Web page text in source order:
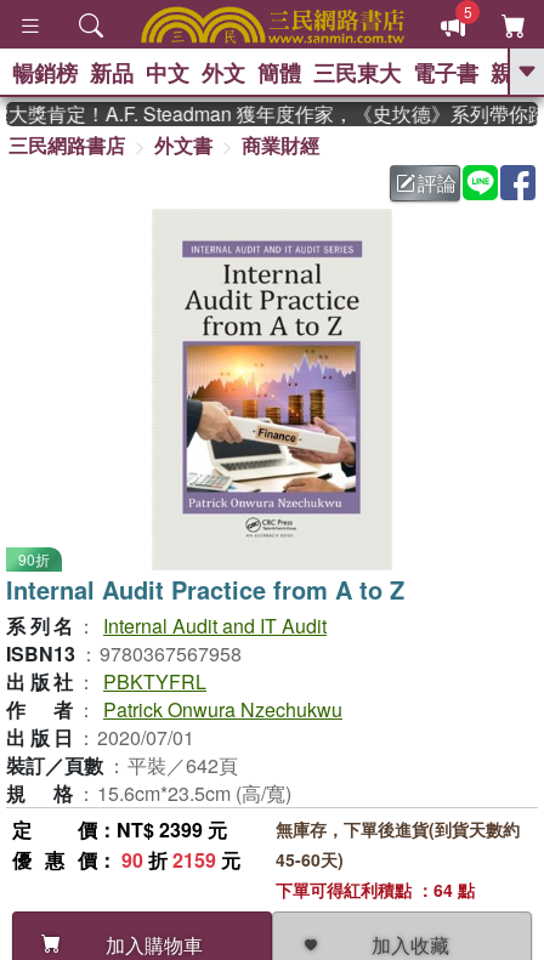
5
GO
熱搜： 東野圭吾
父親節 、 如果歷
暑期推薦 、 國際布克
登輝時代 、 數學女孩：黎曼猜想
偉大的迷走神經
暢銷榜 新品 中文 外文 簡體 三民東大 電子書 親子
獎肯定！A.F. Steadman 獲年度作家，《史坎德》系列帶你踏
三民網路書店
外文書
商業財經
評論
90折
Internal Audit Practice from A to Z
系列名 ：
Internal Audit and IT Audit
ISBN13 ： 9780367567958
出版社 ：
PBKTYFRL
作者 ：
Patrick Onwura Nzechukwu
出版日 ： 2020/07/01
裝訂／頁數 ： 平裝／642頁
規格 ： 15.6cm*23.5cm (高/寬)
定價 ：NT$ 2399 元
優惠價 ： 90折2159 元
加入購物車 加入收藏
無庫存，下單後進貨(到貨天數約
45-60天)
下單可得紅利積點 ：64 點